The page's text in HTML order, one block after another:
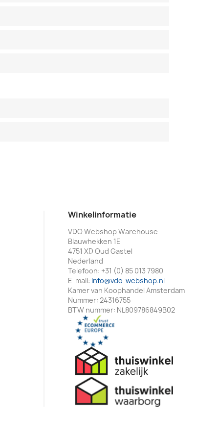
Winkelinformatie
VDO Webshop Warehouse
Blauwhekken 1E
4751 XD Oud Gastel
Nederland
Telefoon: +31 (0) 85 013 7980
E-mail: info@vdo-webshop.nl
Kamer van Koophandel Amsterdam
Nummer: 24316755
BTW nummer: NL809786849B02